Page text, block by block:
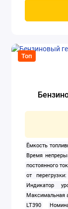
Топ
Ёмкость
Время
постоянного
от
Индикатор
Максимальная
LT390